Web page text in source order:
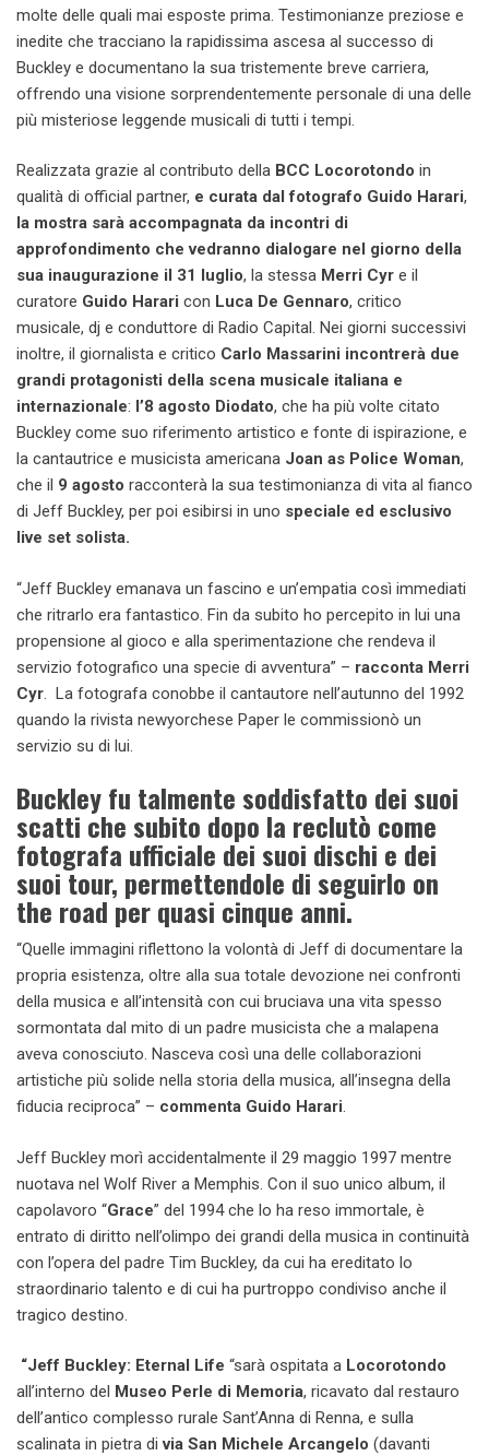
molte delle quali mai esposte prima. Testimonianze preziose e
inedite che tracciano la rapidissima ascesa al successo di
Buckley e documentano la sua tristemente breve carriera,
offrendo una visione sorprendentemente personale di una delle
più misteriose leggende musicali di tutti i tempi.
Realizzata grazie al contributo della BCC Locorotondo in
qualità di official partner, e curata dal fotografo Guido Harari,
la mostra sarà accompagnata da incontri di
approfondimento che vedranno dialogare nel giorno della
sua inaugurazione il 31 luglio, la stessa Merri Cyr e il
curatore Guido Harari con Luca De Gennaro, critico
musicale, dj e conduttore di Radio Capital. Nei giorni successivi
inoltre, il giornalista e critico Carlo Massarini incontrerà due
grandi protagonisti della scena musicale italiana e
internazionale: l’8 agosto Diodato, che ha più volte citato
Buckley come suo riferimento artistico e fonte di ispirazione, e
la cantautrice e musicista americana Joan as Police Woman,
che il 9 agosto racconterà la sua testimonianza di vita al fianco
di Jeff Buckley, per poi esibirsi in uno speciale ed esclusivo
live set solista.
“Jeff Buckley emanava un fascino e un’empatia così immediati
che ritrarlo era fantastico. Fin da subito ho percepito in lui una
propensione al gioco e alla sperimentazione che rendeva il
servizio fotografico una specie di avventura” – racconta Merri
Cyr . La fotografa conobbe il cantautore nell’autunno del 1992
quando la rivista newyorchese Paper le commissionò un
servizio su di lui.
Buckley fu talmente soddisfatto dei suoi
scatti che subito dopo la reclutò come
fotografa ufficiale dei suoi dischi e dei
suoi tour, permettendole di seguirlo on
the road per quasi cinque anni.
“Quelle immagini riflettono la volontà di Jeff di documentare la
propria esistenza, oltre alla sua totale devozione nei confronti
della musica e all’intensità con cui bruciava una vita spesso
sormontata dal mito di un padre musicista che a malapena
aveva conosciuto. Nasceva così una delle collaborazioni
artistiche più solide nella storia della musica, all’insegna della
fiducia reciproca” – commenta Guido Harari.
Jeff Buckley morì accidentalmente il 29 maggio 1997 mentre
nuotava nel Wolf River a Memphis. Con il suo unico album, il
capolavoro “Grace” del 1994 che lo ha reso immortale, è
entrato di diritto nell’olimpo dei grandi della musica in continuità
con l’opera del padre Tim Buckley, da cui ha ereditato lo
straordinario talento e di cui ha purtroppo condiviso anche il
tragico destino.
“Jeff Buckley: Eternal Life “sarà ospitata a Locorotondo
all’interno del Museo Perle di Memoria, ricavato dal restauro
dell’antico complesso rurale Sant’Anna di Renna, e sulla
scalinata in pietra divia San Michele Arcangelo (davanti